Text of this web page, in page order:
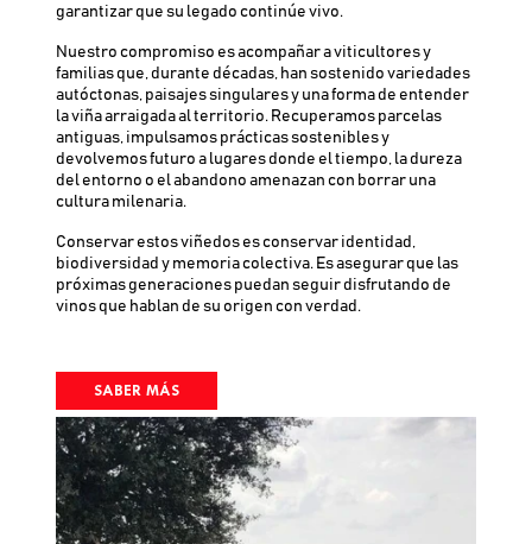
garantizar que su legado continúe vivo.
Nuestro compromiso es acompañar a viticultores y
familias que, durante décadas, han sostenido variedades
autóctonas, paisajes singulares y una forma de entender
la viña arraigada al territorio. Recuperamos parcelas
antiguas, impulsamos prácticas sostenibles y
devolvemos futuro a lugares donde el tiempo, la dureza
del entorno o el abandono amenazan con borrar una
cultura milenaria.
Conservar estos viñedos es conservar identidad,
biodiversidad y memoria colectiva. Es asegurar que las
próximas generaciones puedan seguir disfrutando de
vinos que hablan de su origen con verdad.
SABER MÁS
Imagen